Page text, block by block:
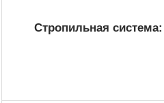
Стропильная система: